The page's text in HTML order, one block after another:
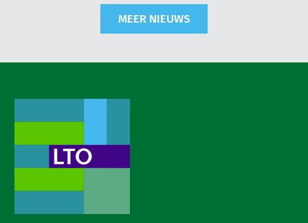
MEER NIEUWS